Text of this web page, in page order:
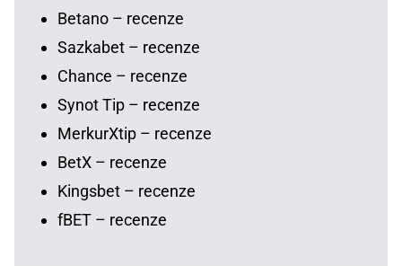
Betano – recenze
Sazkabet – recenze
Chance – recenze
Synot Tip – recenze
MerkurXtip – recenze
BetX – recenze
Kingsbet – recenze
fBET – recenze